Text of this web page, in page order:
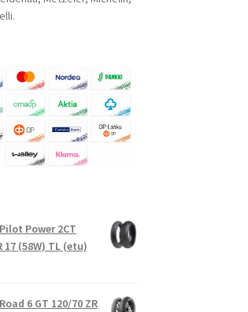
Power 2CT
17 (58W) TL (etu)
6 GT 120/70 ZR